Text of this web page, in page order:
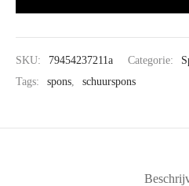
SKU: 79454237211a Categorie:
Tags:
spons, schuurspons